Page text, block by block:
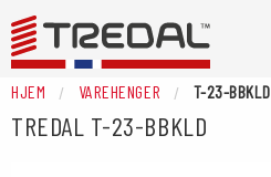
HJEM VAREHENGER T-23-BBKLD
TREDAL T-23-BBKLD